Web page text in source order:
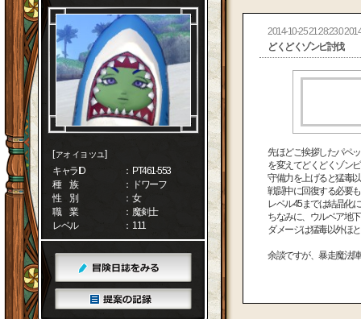
[ァォィョッュ]
キャラID
： PT461-553
種 族
： ドワーフ
性 別
： 女
職 業
： 魔剣士
レベル
： 111
2014-10-25 21:28:23.0
どくどくゾンビ討伐
先ほどご挨拶したパペ
を変えてどくどくゾン
守備力を上げると猛毒
戦闘中に回復する必要
レベル45までは結晶化
ちなみに、ウルベア地
ダメージは猛毒以外ほ
余談ですが、暴走魔法